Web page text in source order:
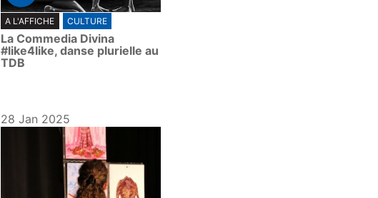
P
l
a
y
A L'AFFICHE CULTURE
La Commedia Divina
#like4like, danse plurielle au
TDB
28 Jan 2025